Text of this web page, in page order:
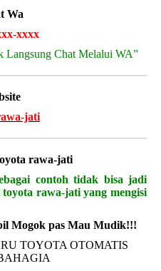
Wa
xxxx
Langsung Chat Melalui WA”
jati
rawa-jati
contoh tidak bisa jadi
toyota rawa-jati yang mengisi
Mogok pas Mau Mudik!!!
TOYOTA OTOMATIS